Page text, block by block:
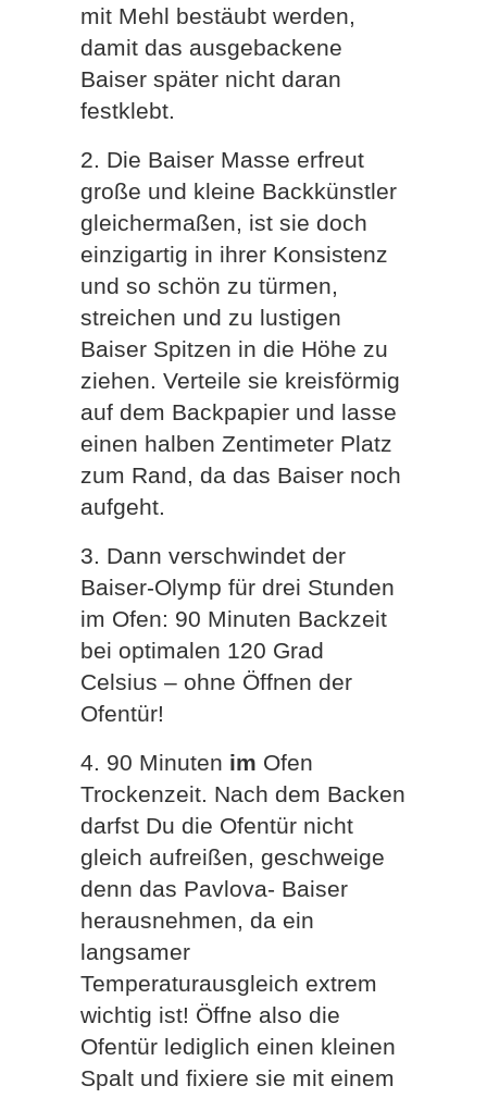
mit Mehl bestäubt werden,
damit das ausgebackene
Baiser später nicht daran
festklebt.
2. Die Baiser Masse erfreut
große und kleine Backkünstler
gleichermaßen, ist sie doch
einzigartig in ihrer Konsistenz
und so schön zu türmen,
streichen und zu lustigen
Baiser Spitzen in die Höhe zu
ziehen. Verteile sie kreisförmig
auf dem Backpapier und lasse
einen halben Zentimeter Platz
zum Rand, da das Baiser noch
aufgeht.
3. Dann verschwindet der
Baiser-Olymp für drei Stunden
im Ofen: 90 Minuten Backzeit
bei optimalen 120 Grad
Celsius – ohne Öffnen der
Ofentür!
4. 90 Minuten im Ofen
Trockenzeit. Nach dem Backen
darfst Du die Ofentür nicht
gleich aufreißen, geschweige
denn das Pavlova- Baiser
herausnehmen, da ein
langsamer
Temperaturausgleich extrem
wichtig ist! Öffne also die
Ofentür lediglich einen kleinen
Spalt und fixiere sie mit einem